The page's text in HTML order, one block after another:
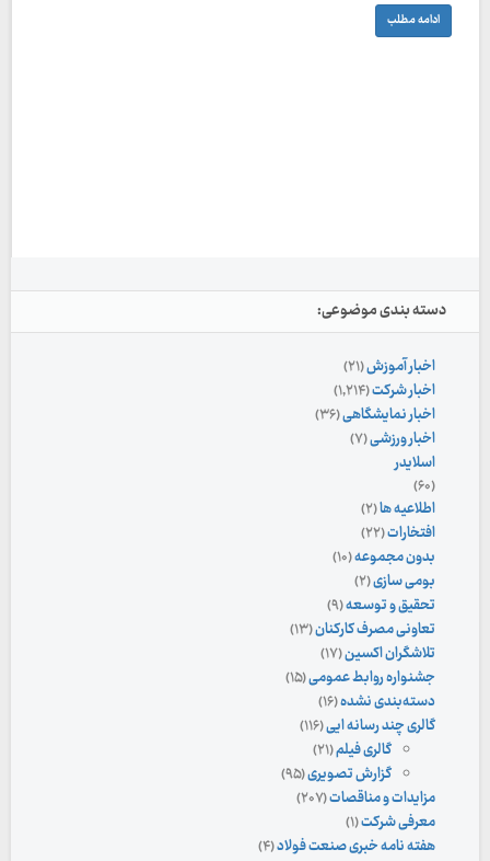
ادامه مطلب
دسته بندی موضوعی:
اخبار آموزش(۲۱)
اخبار شرکت(۱,۲۱۴)
اخبار نمایشگاهی(۳۶)
اخبار ورزشی(۷)
اسلایدر
(۶۰)
اطلاعیه ها(۲)
افتخارات(۲۲)
بدون مجموعه(۱۰)
بومی سازی(۲)
تحقیق و توسعه(۹)
تعاونی مصرف کارکنان(۱۳)
تلاشگران اکسین(۱۷)
جشنواره روابط عمومی(۱۵)
دسته‌بندی نشده(۱۶)
گالری چند رسانه ایی(۱۱۶)
گالری فیلم(۲۱)
گزارش تصویری(۹۵)
مزایدات و مناقصات(۲۰۷)
معرفی شرکت(۱)
هفته نامه خبری صنعت فولاد(۴)